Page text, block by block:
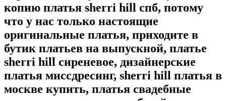
копию платья sherri hill спб, потому
что у нас только настоящие
оригинальные платья, приходите в
бутик платьев на выпускной, платье
sherri hill сиреневое, дизайнерские
платья миссдресинг, sherri hill платья в
москве купить, платья свадебные